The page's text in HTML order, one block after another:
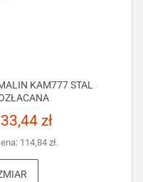
KAM777 STAL
zł
114,84 zł.